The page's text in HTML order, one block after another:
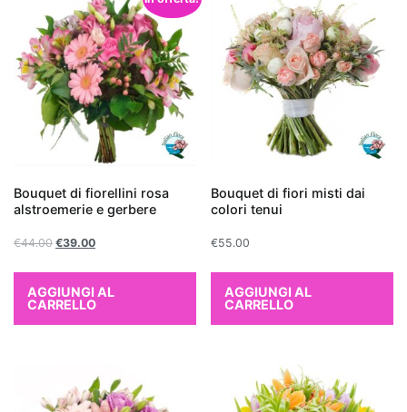
Bouquet di fiorellini rosa
alstroemerie e gerbere
€44.00 €39.00
AGGIUNGI AL
CARRELLO
Bouquet di fiori misti dai
colori tenui
€55.00
AGGIUNGI AL
CARRELLO
Non
solo
aggiungono
un
vitalità
all'ambiente,
ma
anche
migliorare
'aria